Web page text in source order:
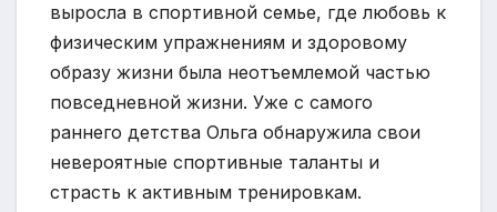
выросла в спортивной семье, где любовь к
физическим упражнениям и здоровому
образу жизни была неотъемлемой частью
повседневной жизни. Уже с самого
раннего детства Ольга обнаружила свои
невероятные спортивные таланты и
страсть к активным тренировкам.